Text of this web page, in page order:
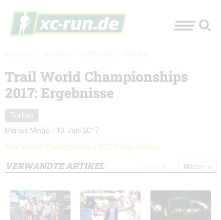
Trail World Championships
2017: Ergebnisse
Trailrun
Markus Mingo - 10. Juni 2017
Trail World Championships 2017: Ergebnisse
VERWANDTE ARTIKEL Weiter